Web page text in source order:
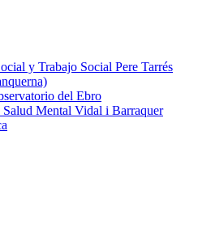
y Trabajo Social Pere Tarrés
del Ebro
Mental Vidal i Barraquer